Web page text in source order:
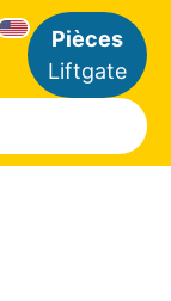
Pièces
Liftgate